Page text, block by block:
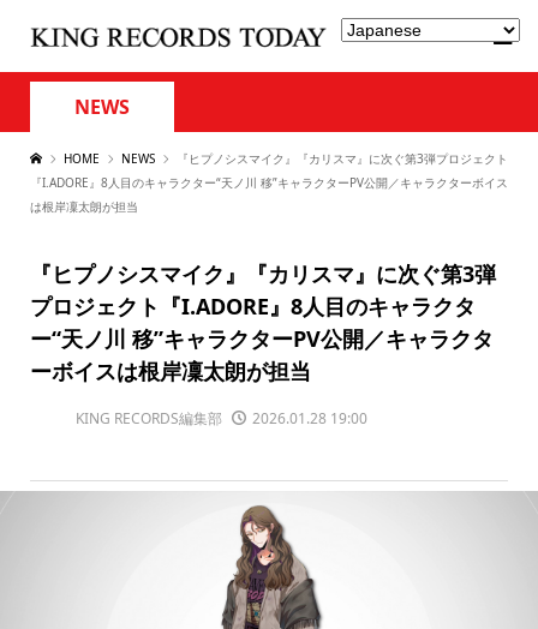
NEWS
HOME NEWS
『ヒプノシスマイク』『カリスマ』に次ぐ第3弾プロジェクト
『I.ADORE』8人目のキャラクター“天ノ川 移”キャラクターPV公開／キャラクターボイス
は根岸凜太朗が担当
『ヒプノシスマイク』『カリスマ』に次ぐ第3弾
プロジェクト『I.ADORE』8人目のキャラクタ
ー“天ノ川 移”キャラクターPV公開／キャラクタ
ーボイスは根岸凜太朗が担当
KING RECORDS編集部 2026.01.28 19:00